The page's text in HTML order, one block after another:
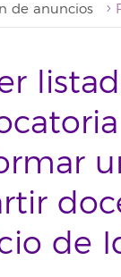
de anuncios
de